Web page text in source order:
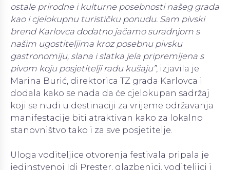
ostale prirodne i kulturne posebnosti našeg grada
kao i cjelokupnu turističku ponudu. Sam pivski
brend Karlovca dodatno jačamo suradnjom s
našim ugostiteljima kroz posebnu pivsku
gastronomiju, slana i slatka jela pripremljena s
pivom koju posjetitelji radu kušaju”, izjavila je
Marina Burić, direktorica TZ grada Karlovca i
dodala kako se nada da će cjelokupan sadržaj
koji se nudi u destinaciji za vrijeme održavanja
manifestacije biti atraktivan kako za lokalno
stanovništvo tako i za sve posjetitelje.
Uloga voditeljice otvorenja festivala pripala je
jedinstvenoj Idi Prester, glazbenici, voditeljici i